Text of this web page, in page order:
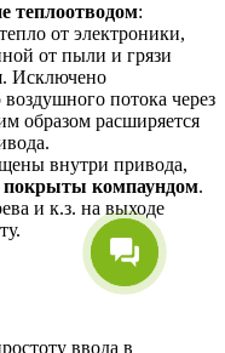
теплоотводом:
от электроники,
от пыли и грязи
Исключено
потока через
образом расширяется
внутри привода,
покрыты компаундом.
и к.з. на выходе
ввода в